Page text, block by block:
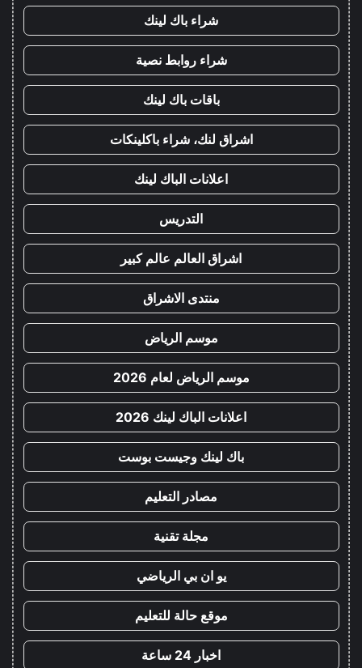
شراء باك لينك
شراء روابط نصية
باقات باك لينك
اشراق لنك، شراء باكلينكات
اعلانات الباك لينك
التدريس
اشراق العالم عالم كبير
منتدى الاشراق
موسم الرياض
موسم الرياض لعام 2026
اعلانات الباك لينك 2026
باك لينك وجيست بوست
مصادر التعليم
مجلة تقنية
يو ان بي الرياضي
موقع حالة للتعليم
اخبار 24 ساعة